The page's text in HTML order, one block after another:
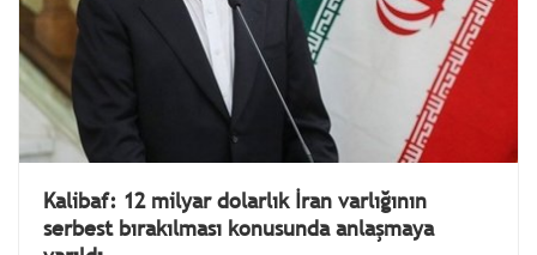
Kalibaf: 12 milyar dolarlık İran varlığının
serbest bırakılması konusunda anlaşmaya